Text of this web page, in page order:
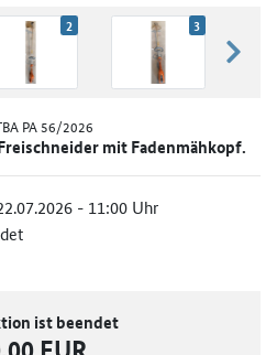
2 3
PA 56/2026
mit Fadenmähkopf.
- 11:00 Uhr
ist beendet